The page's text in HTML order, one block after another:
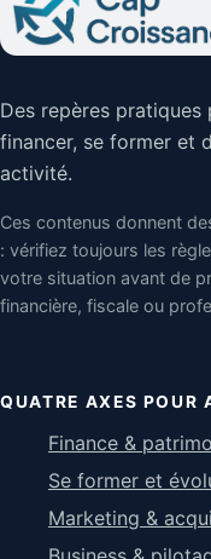
Des repères pratiques
financer, se former et
activité.
Ces contenus donnent
: vérifiez toujours les
votre situation avant de
financière, fiscale ou
QUATRE AXES POUR
Finance &
Se former et
Marketing &